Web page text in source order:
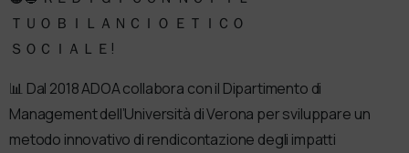
ＴＵＯ ＢＩＬＡＮＣＩＯ ＥＴＩＣＯ
ＳＯＣＩＡＬＥ!
📊 Dal 2018 ADOA collabora con il Dipartimento di
Management dell’Università di Verona per sviluppare un
metodo innovativo di rendicontazione degli impatti